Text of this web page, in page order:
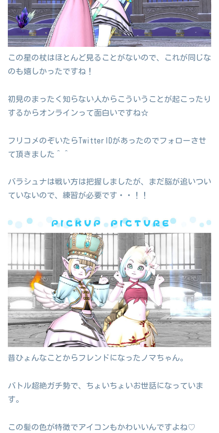
この星の杖はほとんど見ることがないので、これが同じな
のも嬉しかったですね！
初見のまったく知らない人からこういうことが起こったり
するからオンラインって面白いですね☆
フリコメのぞいたらTwitterIDがあったのでフォローさせ
て頂きました＾＾
バラシュナは戦い方は把握しましたが、まだ脳が追いつい
ていないので、練習が必要です・・！！
昔ひょんなことからフレンドになったノマちゃん。
バトル超絶ガチ勢で、ちょいちょいお世話になっていま
す。
この髪の色が特徴でアイコンもかわいいんですよね♡